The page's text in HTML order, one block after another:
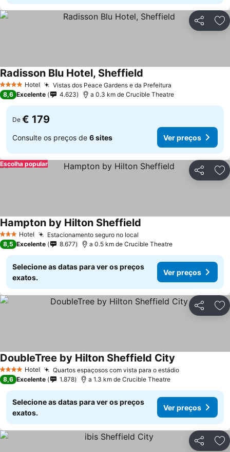
Partilhar
4 EstrelasHotel Vistas dos Peace Gardens e da Prefeitura
Radisson Blu Hotel, Sheffield
8,6 Excelente 4.623 a 0.3 km de Crucible Theatre
De € 179
Consulte os preços de 6 sites Ver preços
Partilhar
Escolha popular
3 EstrelasHotel Estacionamento seguro no local
Hampton by Hilton Sheffield
8,5 Excelente 8.677 a 0.5 km de Crucible Theatre
Selecione as datas para ver os preços
exatos.
Ver preços
Partilhar
4 EstrelasHotel Quartos espaçosos com vista para o estádioVer preços
DoubleTree by Hilton Sheffield City
8,6 Excelente 1.878 a 1.3 km de Crucible Theatre
Selecione as datas para ver os preços
exatos.
Ver preços
Partilhar